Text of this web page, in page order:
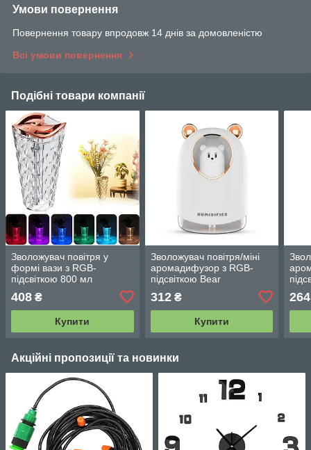
Умови повернення
Повернення товару впродовж 14 днів за домовленістю
Всі умови повернення
Подібні товари компанії
Зволожувач повітря у
формі вази з RGB-
підсвіткою 800 мл
408 ₴
Купити
Зволожувач повітря/міні
аромадифузор з RGB-
підсвіткою Bear
312₴
Купити
264
Акційні пропозиції та новинки